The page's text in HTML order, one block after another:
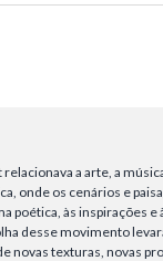
a arte, a
onde os cenários e
poética, às inspirações e
desse movimento
novas texturas, novas